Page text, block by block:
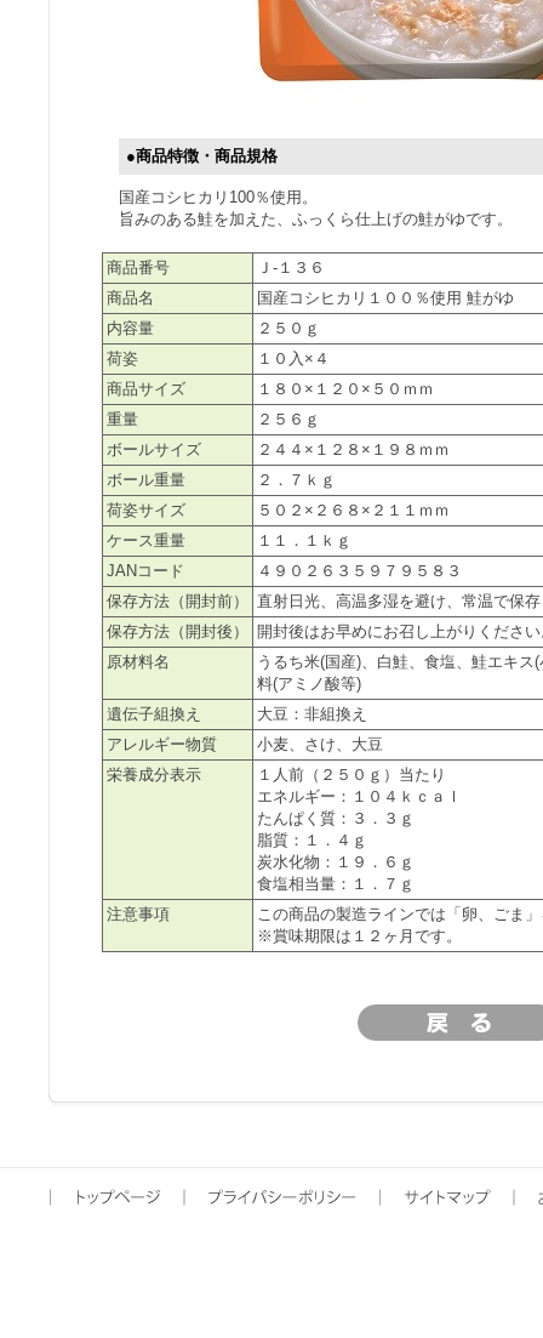
●商品特徴・商品規格
国産コシヒカリ100％使用。
旨みのある鮭を加えた、ふっくら仕上げの鮭がゆです。
商品番号
Ｊ-１３６
商品名
国産コシヒカリ１００％使用 鮭がゆ
内容量
２５０ｇ
荷姿
１０入×４
商品サイズ
１８０×１２０×５０ｍｍ
重量
２５６ｇ
ボールサイズ
２４４×１２８×１９８ｍｍ
ボール重量
２．７ｋｇ
荷姿サイズ
５０２×２６８×２１１ｍｍ
ケース重量
１１．１ｋｇ
JANコード
４９０２６３５９７９５８３
保存方法（開封前）
直射日光、高温多湿を避け、常温で保存
保存方法（開封後）
開封後はお早めにお召し上がりくださ
原材料名
うるち米(国産)、白鮭、食塩、鮭エキ
料(アミノ酸等)
遺伝子組換え
大豆：非組換え
アレルギー物質
小麦、さけ、大豆
栄養成分表示
１人前（２５０ｇ）当たり
エネルギー：１０４ｋｃａｌ
たんぱく質：３．３ｇ
脂質：１．４ｇ
炭水化物：１９．６ｇ
食塩相当量：１．７ｇ
注意事項
この商品の製造ラインでは「卵、ごま
※賞味期限は１２ヶ月です。